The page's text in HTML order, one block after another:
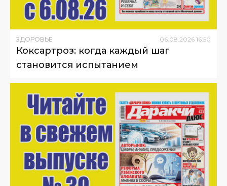
ЗДОРОВЬЕ 06.08.2026 16:50
Коксартроз: когда каждый шаг
становится испытанием